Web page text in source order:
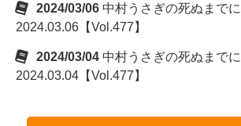
2024/03/06 中村うさぎの死ぬまで
2024.03.06【Vol.477】
2024/03/04 中村うさぎの死ぬまで
2024.03.04【Vol.477】